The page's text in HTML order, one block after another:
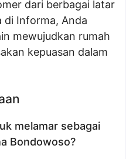
dari berbagai latar
di Informa, Anda
mewujudkan rumah
kepuasan dalam
melamar sebagai
Bondowoso?